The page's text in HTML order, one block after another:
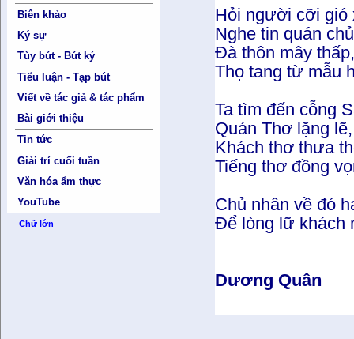
Biên khảo
Ký sự
Tùy bút - Bút ký
Tiểu luận - Tạp bút
Viết về tác giả & tác phẩm
Bài giới thiệu
Tin tức
Giải trí cuối tuần
Văn hóa ẩm thực
YouTube
Chữ lớn
Hỏi người cỡi gió
Nghe tin quán
Đà thôn mây
Thọ tang từ mẫu
Ta tìm đến cỗng
Quán Thơ lặng
Khách thơ thưa
Tiếng thơ đồng
Chủ nhân về đó
Để lòng lữ khách
Dương Quân